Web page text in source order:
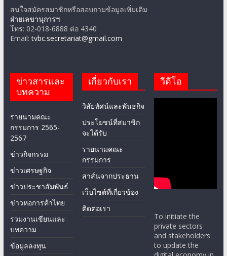
สนใจสมัครสมาชิกหรือสอบถามข้อมูลเพิ่มเติม
ฝ่ายเลขานุการฯ
โทร: 02-018-6888 ต่อ 4340
Email:tvbc.secretariat@gmail.com
ข่าวสารและ
บทความ
รายนามคณะ
กรรมการ 2565-
2567
ข่าวกิจกรรม
ข่าวเศรษฐกิจ
ข่าวประชาสัมพันธ์
ข่าวหอการค้าไทย
รวมงานเขียนและ
บทความ
ข้อมูลลงทุน
เกี่ยวกับเรา
วิสัยทัศน์และพันธกิจ
ประโยชน์ที่สมาชิก
จะได้รับ
รายนามคณะ
กรรมการ
สาส์นจากประธาน
เว็บไซต์ที่เกี่ยวข้อง
ติดต่อเรา
วีดีโอ
To initiate the
private sectors
and stakeholders
to update the